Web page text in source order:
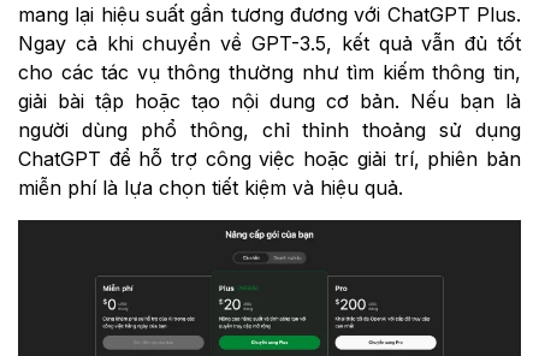
mang lại hiệu suất gần tương đương với ChatGPT Plus.
Ngay cả khi chuyển về GPT-3.5, kết quả vẫn đủ tốt
cho các tác vụ thông thường như tìm kiếm thông tin,
giải bài tập hoặc tạo nội dung cơ bản. Nếu bạn là
người dùng phổ thông, chỉ thỉnh thoảng sử dụng
ChatGPT để hỗ trợ công việc hoặc giải trí, phiên bản
miễn phí là lựa chọn tiết kiệm và hiệu quả.